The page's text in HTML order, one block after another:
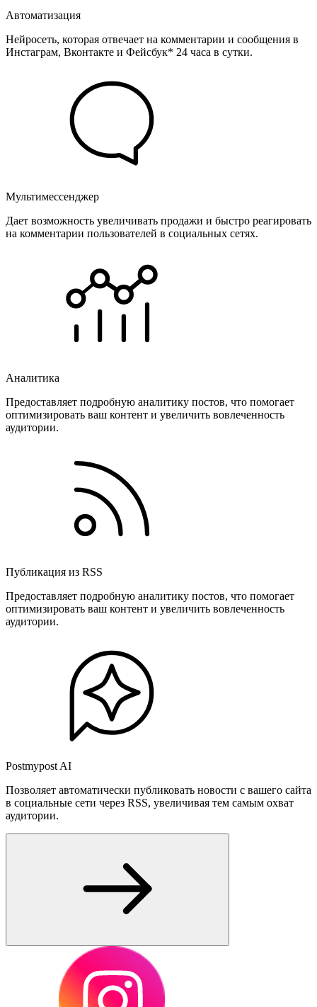
Автоматизация
Нейросеть, которая отвечает на комментарии и сообщения в
Инстаграм, Вконтакте и Фейсбук* 24 часа в сутки.
Мультимессенджер
Дает возможность увеличивать продажи и быстро реагировать
на комментарии пользователей в социальных сетях.
Аналитика
Предоставляет подробную аналитику постов, что помогает
оптимизировать ваш контент и увеличить вовлеченность
аудитории.
Публикация из RSS
Предоставляет подробную аналитику постов, что помогает
оптимизировать ваш контент и увеличить вовлеченность
аудитории.
Postmypost AI
Позволяет автоматически публиковать новости с вашего сайта
в социальные сети через RSS, увеличивая тем самым охват
аудитории.